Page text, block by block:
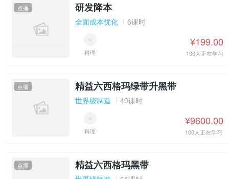
点播 研发降本
全面成本优化 6课时
科理
¥199.00
100人正在学习
点播 精益六西格玛绿带升黑带
世界级制造 49课时
科理
¥9600.00
100人正在学习
点播 精益六西格玛黑带